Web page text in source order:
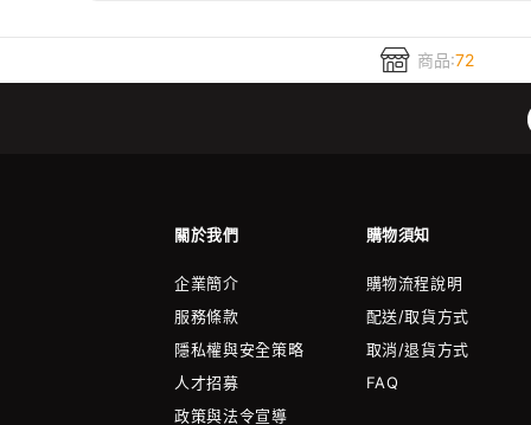
商品:72
關於我們 購物須知
企業簡介
服務條款
隱私權與安全策略
人才招募
政策與法令宣導
購物流程說明
配送/取貨方式
取消/退貨方式
FAQ